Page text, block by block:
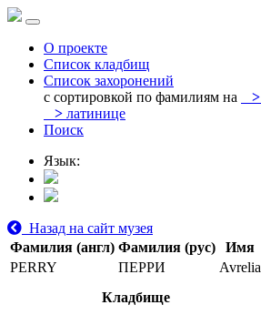
О проекте
Список кладбищ
Список захоронений
с сортировкой по фамилиям на
>
> латинице
Поиск
Язык:
Назад на сайт музея
Фамилия (англ) Фамилия (рус) Имя
PERRY
ПЕРРИ Avrelia
Кладбище